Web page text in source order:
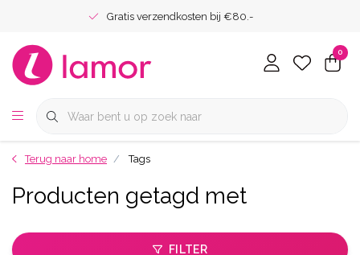
Gratis verzendkosten bij €80.-
0
Terug naar home Tags
Producten getagd met
FILTER